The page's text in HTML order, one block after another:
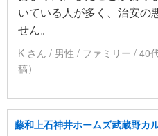
いている人が多く、治安の
せん。
K さん / 男性 / ファミリー / 40
稿）
藤和上石神井ホームズ武蔵野カ